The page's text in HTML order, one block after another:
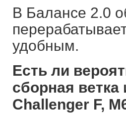
В Балансе 2.0
удобным.
Есть ли
сборная ветка
Challenger F,